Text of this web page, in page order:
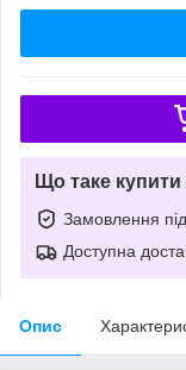
Що таке
Замовлення
Доступна
Опис